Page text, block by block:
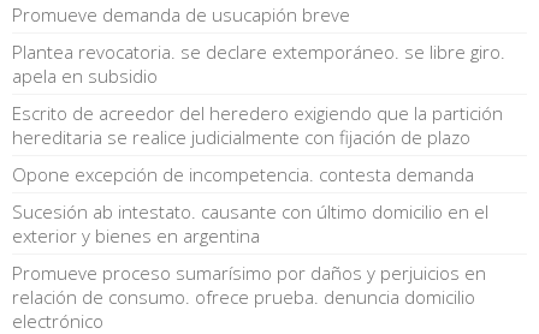
Promueve demanda de usucapión breve
Plantea revocatoria. se declare extemporáneo. se libre giro.
apela en subsidio
Escrito de acreedor del heredero exigiendo que la partición
hereditaria se realice judicialmente con fijación de plazo
Opone excepción de incompetencia. contesta demanda
Sucesión ab intestato. causante con último domicilio en el
exterior y bienes en argentina
Promueve proceso sumarísimo por daños y perjuicios en
relación de consumo. ofrece prueba. denuncia domicilio
electrónico